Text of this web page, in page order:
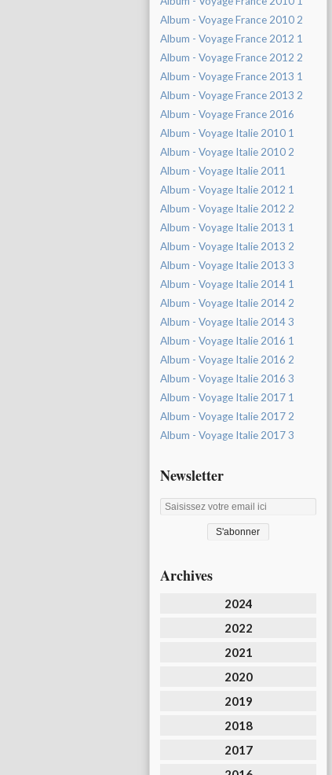
Album - Voyage France 2010 2
Album - Voyage France 2012 1
Album - Voyage France 2012 2
Album - Voyage France 2013 1
Album - Voyage France 2013 2
Album - Voyage France 2016
Album - Voyage Italie 2010 1
Album - Voyage Italie 2010 2
Album - Voyage Italie 2011
Album - Voyage Italie 2012 1
Album - Voyage Italie 2012 2
Album - Voyage Italie 2013 1
Album - Voyage Italie 2013 2
Album - Voyage Italie 2013 3
Album - Voyage Italie 2014 1
Album - Voyage Italie 2014 2
Album - Voyage Italie 2014 3
Album - Voyage Italie 2016 1
Album - Voyage Italie 2016 2
Album - Voyage Italie 2016 3
Album - Voyage Italie 2017 1
Album - Voyage Italie 2017 2
Album - Voyage Italie 2017 3
Newsletter
Archives
2024
2022
2021
2020
2019
2018
2017